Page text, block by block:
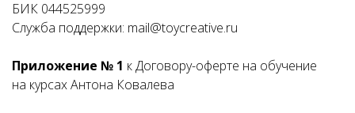
БИК 044525999
Служба поддержки: mail@toycreative.ru
Приложение № 1 к Договору-оферте на обучение
на курсах Антона Ковалева